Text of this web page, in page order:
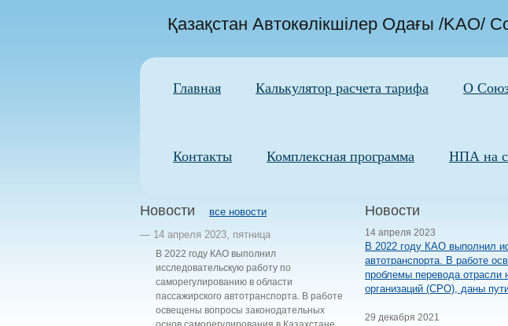
Қазақстан Автокөлікшілер Одағы /KAO/
Главная Калькулятор расчета тaрифа О
Контакты
Комплексная программа НПА на
Новости
14 апреля 2023
В 2022 году КАО выполнил
автотранспорта. В работе
проблемы перевода отрасли
организаций (СРО), даны
29 декабря 2021
Новости
все новости
— 14 апреля 2023, пятница
В 2022 году КАО выполнил
исследовательскую работу по
саморегулированию в области
пассажирского автотранспорта. В работе
освещены вопросы законодательных